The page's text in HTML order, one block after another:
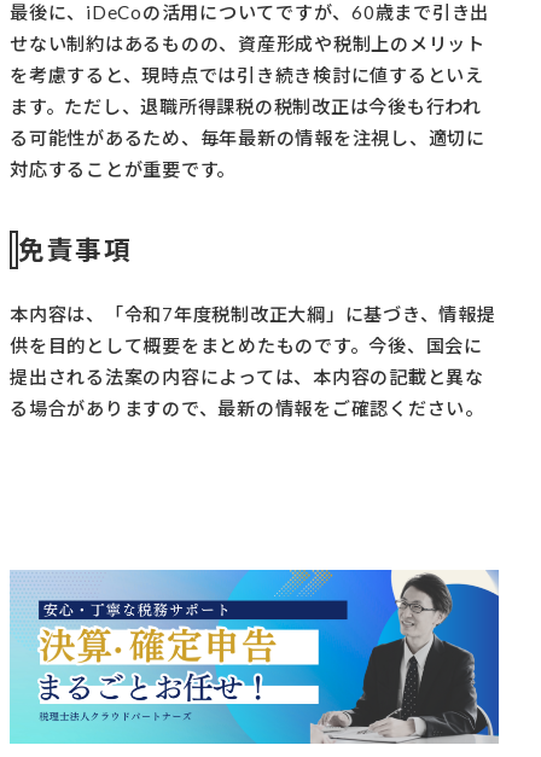
最後に、iDeCoの活用についてですが、60歳まで引き出
せない制約はあるものの、資産形成や税制上のメリット
を考慮すると、現時点では引き続き検討に値するといえ
ます。ただし、退職所得課税の税制改正は今後も行われ
る可能性があるため、毎年最新の情報を注視し、適切に
対応することが重要です。
免責事項
本内容は、「令和7年度税制改正大綱」に基づき、情報提
供を目的として概要をまとめたものです。今後、国会に
提出される法案の内容によっては、本内容の記載と異な
る場合がありますので、最新の情報をご確認ください。